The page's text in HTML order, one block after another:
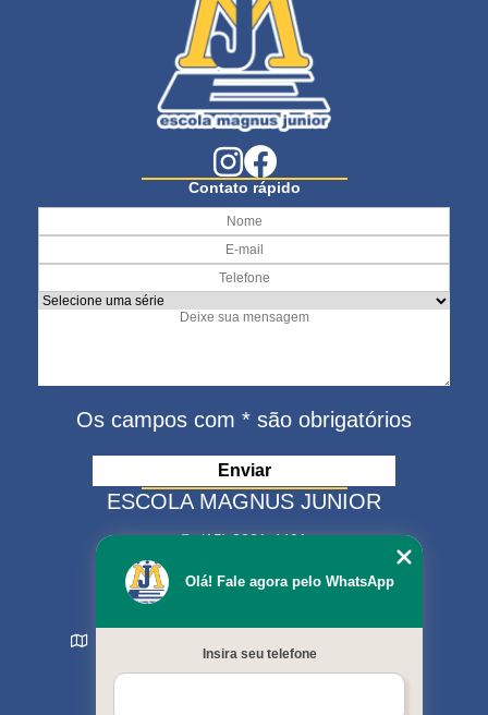
Contato rápido
Os campos com * são obrigatórios
ESCOLA MAGNUS JUNIOR
(15) 3321-4401
(15) 99630-9333
matriculas@escolamagnus.com.br
Sorocaba - SP - CEP: 18044-130
MENU
Olá! Fale agora pelo WhatsApp
Insira seu telefone